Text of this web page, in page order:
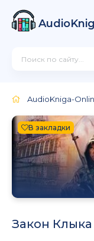
AudioKniga-
В закладки
Закон Клыка